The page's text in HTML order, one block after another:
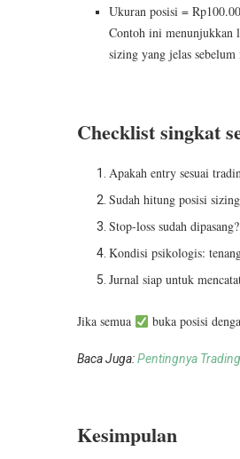
Ukuran posisi =
Contoh ini menunjukkan
sizing yang jelas sebelum
Checklist singkat
Apakah entry sesuai
Sudah hitung posisi
Stop-loss sudah dipasang?
Kondisi psikologis:
Jurnal siap untuk
Jika semua buka posisi
Baca Juga:Pentingnya
Kesimpulan